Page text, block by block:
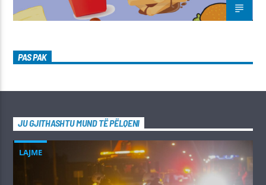
PAS PAK
JU GJITHASHTU MUND TË PËLQENI
LAJME